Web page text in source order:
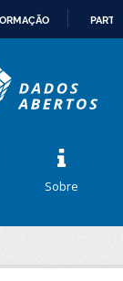
Sobre